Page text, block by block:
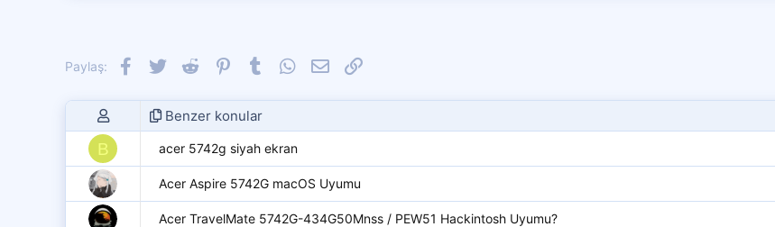
Paylaş: Facebook
Twitter Reddit PinterestTumblr WhatsApp
E-postaLink
Benzer konular
B acer 5742g siyah ekran
Acer Aspire 5742G macOS Uyumu
Acer TravelMate 5742G-434G50Mnss / PEW51 Hackintosh Uyumu?